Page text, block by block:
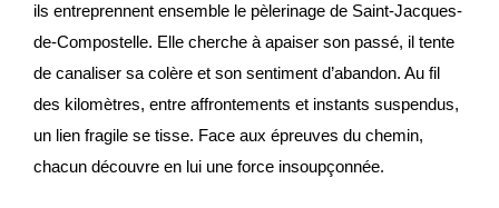
ils entreprennent ensemble le pèlerinage de Saint-Jacques-
de-Compostelle. Elle cherche à apaiser son passé, il tente
de canaliser sa colère et son sentiment d’abandon. Au fil
des kilomètres, entre affrontements et instants suspendus,
un lien fragile se tisse. Face aux épreuves du chemin,
chacun découvre en lui une force insoupçonnée.